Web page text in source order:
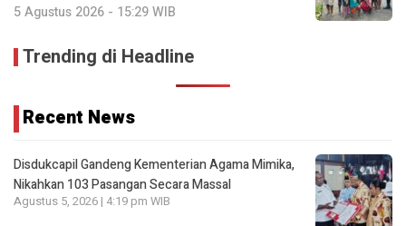
5 Agustus 2026 - 15:29 WIB
Trending di Headline
Recent News
Disdukcapil Gandeng Kementerian Agama Mimika,
Nikahkan 103 Pasangan Secara Massal
Agustus 5, 2026 | 4:19 pm WIB